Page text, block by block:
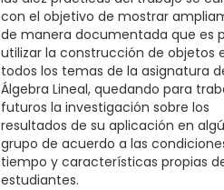
con el objetivo de mostrar
de manera documentada que es
utilizar la construcción de objetos
todos los temas de la asignatura
Álgebra Lineal, quedando para
futuros la investigación sobre los
resultados de su aplicación en
grupo de acuerdo a las
tiempo y características propias
estudiantes.